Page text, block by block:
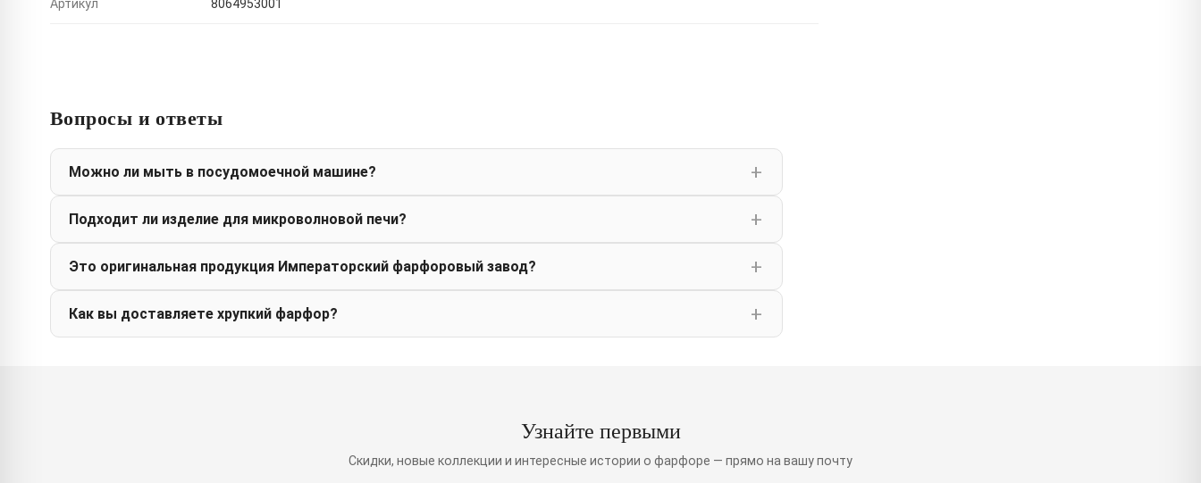
Артикул 8064953001
Вопросы и ответы
Можно ли мыть в посудомоечной машине?
Подходит ли изделие для микроволновой печи?
Это оригинальная продукция Императорский фарфоровый завод?
Как вы доставляете хрупкий фарфор?
Узнайте первыми
Скидки, новые коллекции и интересные истории о фарфоре — прямо на вашу почту